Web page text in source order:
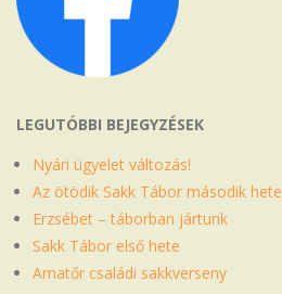
LEGUTÓBBI BEJEGYZÉSEK
Nyári ügyelet változás!
Az ötödik Sakk Tábor második hete
Erzsébet – táborban jártunk
Sakk Tábor első hete
Amatőr családi sakkverseny